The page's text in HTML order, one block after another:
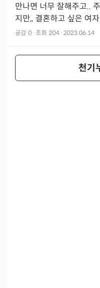
만나면 너무 잘해주고..
지만,, 결혼하고 싶은 여
주는 말과 행동 때문에 제가 마
공감 0 · 조회 204 · 2023.06.14
천기